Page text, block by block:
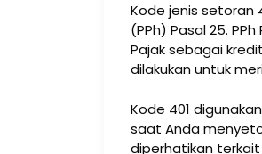
Kode jenis setoran
(PPh) Pasal 25.
Pajak sebagai
dilakukan untuk
Kode 401
saat Anda
diperhatikan terkait